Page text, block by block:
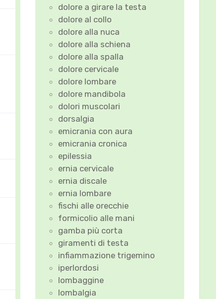
dolore a girare la testa
dolore al collo
dolore alla nuca
dolore alla schiena
dolore alla spalla
dolore cervicale
dolore lombare
dolore mandibola
dolori muscolari
dorsalgia
emicrania con aura
emicrania cronica
epilessia
ernia cervicale
ernia discale
ernia lombare
fischi alle orecchie
formicolio alle mani
gamba più corta
giramenti di testa
infiammazione trigemino
iperlordosi
lombaggine
lombalgia